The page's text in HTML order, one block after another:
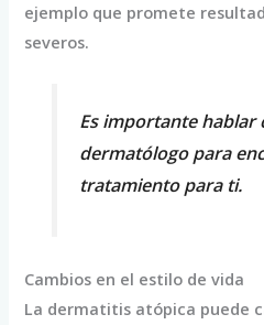
ejemplo que promete
severos.
Es importante hablar
dermatólogo para
tratamiento para ti.
Cambios en el estilo de vida
La dermatitis atópica puede